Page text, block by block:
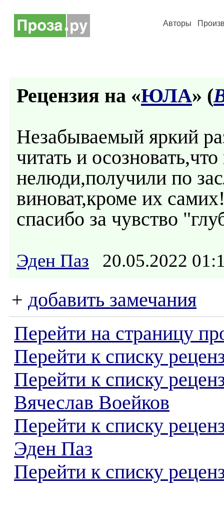
Авторы
Рецензия на «ЮЛА» (
Незабываемый яркий
читать и
нелюди,получили по
виноват,кроме их
спасибо за чувство
Эден Паз 20.05.2022
+ добавить замечания
Перейти на страницу
Перейти к списку
Перейти к списку
Вячеслав Воейков
Перейти к списку
Эден Паз
Перейти к списку